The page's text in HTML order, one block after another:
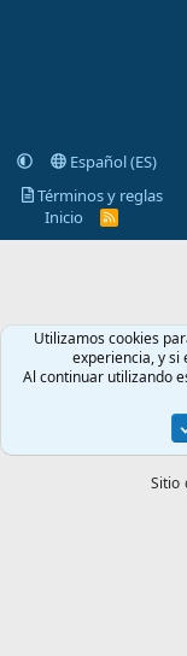
Español (ES)
Términos y reglas
Inicio
R
S
Utilizamos cookies
experiencia, y si
Al continuar utilizando
Sitio